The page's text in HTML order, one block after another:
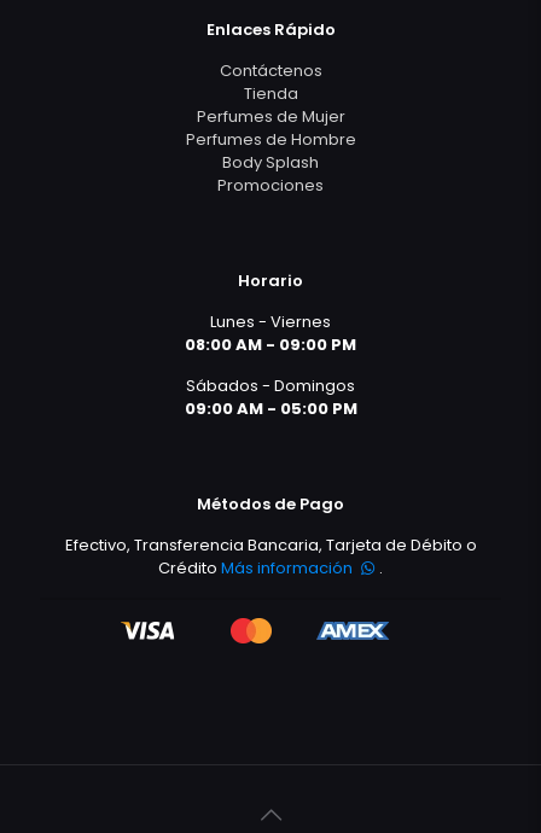
Enlaces Rápido
Contáctenos
Tienda
Perfumes de Mujer
Perfumes de Hombre
Body Splash
Promociones
Horario
Lunes - Viernes
08:00 AM - 09:00 PM
Sábados - Domingos
09:00 AM - 05:00 PM
Métodos de Pago
Efectivo, Transferencia Bancaria, Tarjeta de Débito o
CréditoMás información .